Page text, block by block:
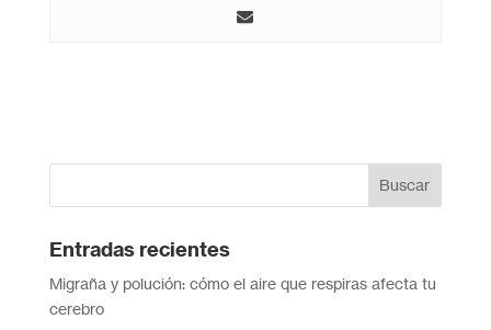
Entradas recientes
Migraña y polución: cómo el aire que respiras afecta tu
cerebro